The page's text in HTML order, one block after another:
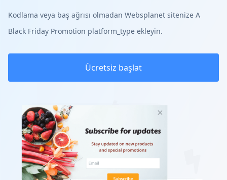
Kodlama veya baş ağrısı olmadan Websplanet sitenize A
Black Friday Promotion platform_type ekleyin.
Ücretsiz başlat